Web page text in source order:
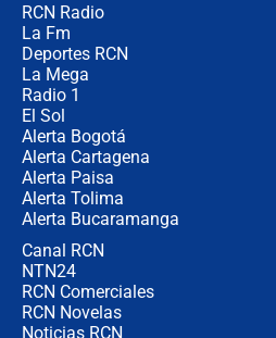
RCN Radio
La Fm
Deportes RCN
La Mega
Radio 1
El Sol
Alerta Bogotá
Alerta Cartagena
Alerta Paisa
Alerta Tolima
Alerta Bucaramanga
Canal RCN
NTN24
RCN Comerciales
RCN Novelas
Noticias RCN